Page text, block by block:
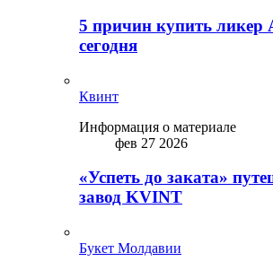
5 причин купить ликep
сегодня
Квинт
Информация о материале
фев 27 2026
«Успеть до заката»
завод KVINT
Букет Молдавии